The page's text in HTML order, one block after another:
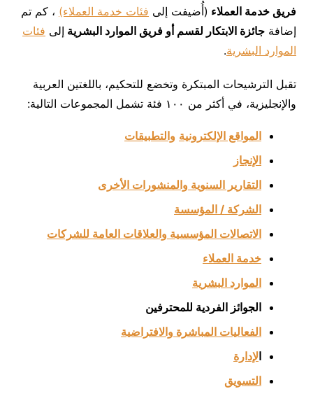
فريق خدمة العملاء (أُضيفت إلى فئات خدمة العملاء) ، كم تم
إضافة جائزة الابتكار لقسم أو فريق الموارد البشرية إلى فئات
الموارد البشرية.
تقبل الترشيحات المبتكرة وتخضع للتحكيم، باللغتين العربية
والإنجليزية، في أكثر من ١٠٠ فئة تشمل المجموعات التالية:
المواقع الإلكترونية والتطبيقات
الإنجاز
التقارير السنوية والمنشورات الأخرى
الشركة / المؤسسة
الاتصالات المؤسسية والعلاقات العامة للشركات
خدمة العملاء
الموارد البشرية
الجوائز الفردية للمحترفين
الفعاليات المباشرة والافتراضية
الإدارة
التسويق